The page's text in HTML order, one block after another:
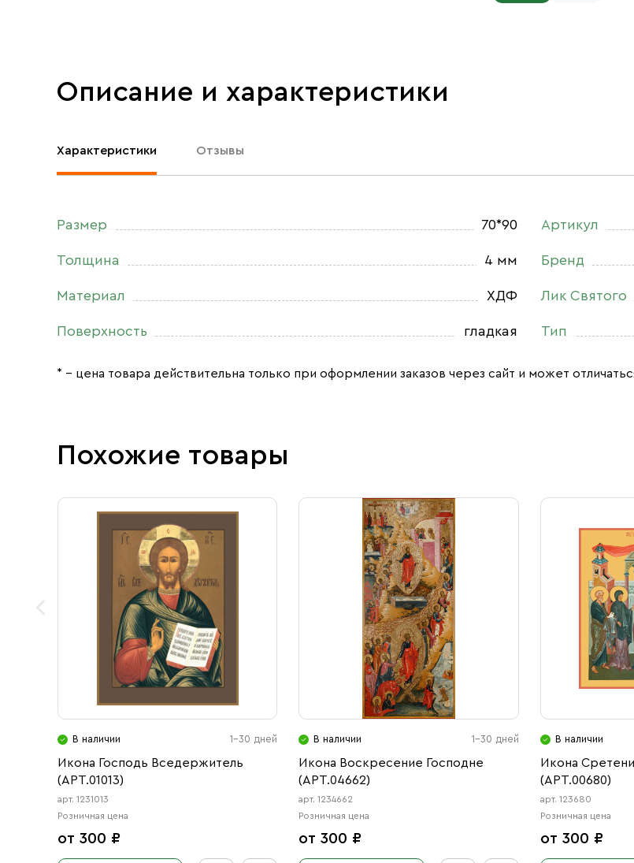
Описание и характеристики
Характеристики Отзывы
Размер 70*90
Толщина 4 мм
Материал ХДФ
Поверхность гладкая
Артикул
Бренд
Лик Святого
Тип
* – цена товара действительна только при оформлении заказов через сайт и может
Похожие товары
В наличии 1-30 дней
Икона Господь Вседержитель
(АРТ.01013)
арт. 1231013
Розничная цена
от 300 ₽
В наличии 1-30 дней
Икона Воскресение Господне
(АРТ.04662)
арт. 1234662
Розничная цена
от 300 ₽
В наличии
Икона
(АРТ.00680)
арт. 123680
Розничная цена
от 300 ₽